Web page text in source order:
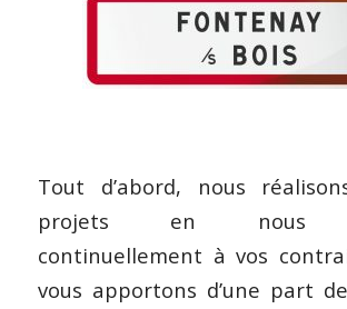
Tout d’abord, nous
projets en nous
continuellement à vos
vous apportons d’une part